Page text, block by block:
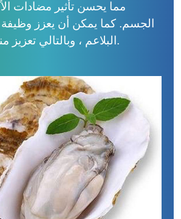
الجسم. كما يمكن أن يعزز وظيفة
البلاعم ، وبالتالي تعزيز مناعة الجسم.